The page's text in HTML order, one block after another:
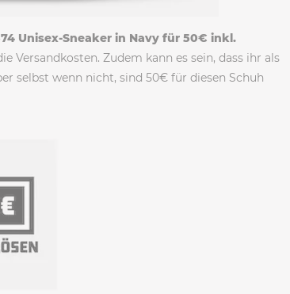
Unisex-Sneaker in Navy für 50€ inkl.
Versandkosten. Zudem kann es sein, dass ihr als
selbst wenn nicht, sind 50€ für diesen Schuh